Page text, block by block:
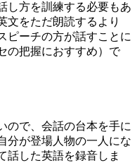
し方を訓練する必要もあ
文をただ朗読するより
ピーチの方が話すことに
の把握におすすめ）で
ので、会話の台本を手に
分が登場人物の一人にな
話した英語を録音しま